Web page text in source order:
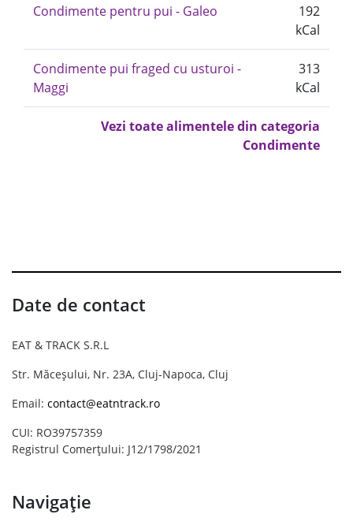
Condimente pentru pui - Galeo
192
kCal
Condimente pui fraged cu usturoi -
Maggi
313
kCal
Vezi toate alimentele din categoria
Condimente
Date de contact
EAT & TRACK S.R.L
Str. Măceșului, Nr. 23A, Cluj-Napoca, Cluj
Email: contact@eatntrack.ro
CUI: RO39757359
Registrul Comerțului: J12/1798/2021
Navigație